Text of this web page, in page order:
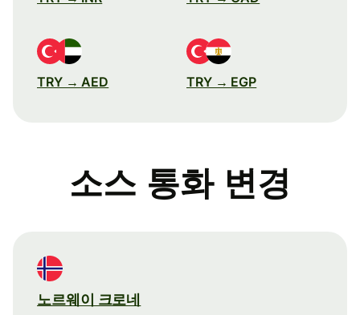
TRY → AED TRY → EGP
소스 통화 변경
노르웨이 크로네